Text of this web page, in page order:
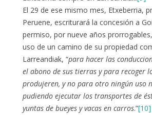
El 29 de ese mismo mes, Etxeberria,
Peruene, escriturará la concesión a
permiso, por nueve años
uso de un camino de su propiedad
Larreandiak, “para hacer las
el abono de sus tierras y para recoger
produjeren, y no para otro ningún uso
pudiendo ejecutar los transportes de
yuntas de bueyes y vacas en carros.”[10]